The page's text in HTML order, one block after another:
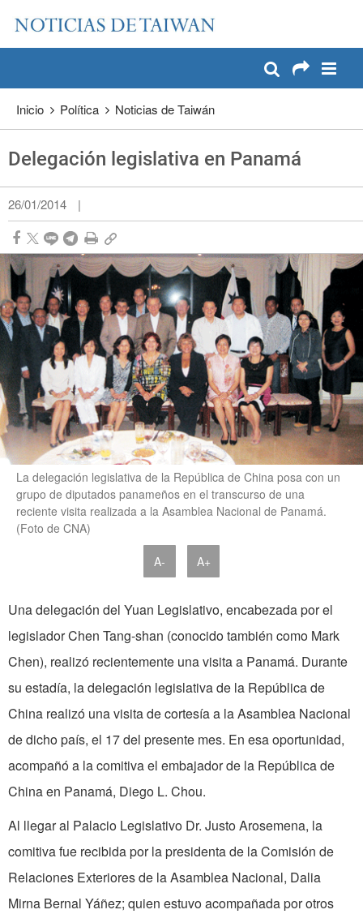
Pase a contenido principal
Inicio Política Noticias de Taiwán
Delegación legislativa en Panamá
26/01/2014 |
La delegación legislativa de la República de China posa con un
grupo de diputados panameños en el transcurso de una
reciente visita realizada a la Asamblea Nacional de Panamá.
(Foto de CNA)
A- A+
Una delegación del Yuan Legislativo, encabezada por el
legislador Chen Tang-shan (conocido también como Mark
Chen), realizó recientemente una visita a Panamá. Durante
su estadía, la delegación legislativa de la República de
China realizó una visita de cortesía a la Asamblea Nacional
de dicho país, el 17 del presente mes. En esa oportunidad,
acompañó a la comitiva el embajador de la República de
China en Panamá, Diego L. Chou.
Al llegar al Palacio Legislativo Dr. Justo Arosemena, la
comitiva fue recibida por la presidenta de la Comisión de
Relaciones Exteriores de la Asamblea Nacional, Dalia
Mirna Bernal Yáñez; quien estuvo acompañada por otros